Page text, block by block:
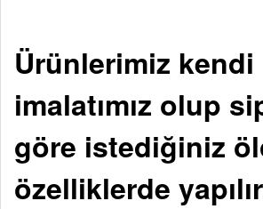
Ürünlerimiz kendi
imalatımız olup
göre istediğiniz
özelliklerde